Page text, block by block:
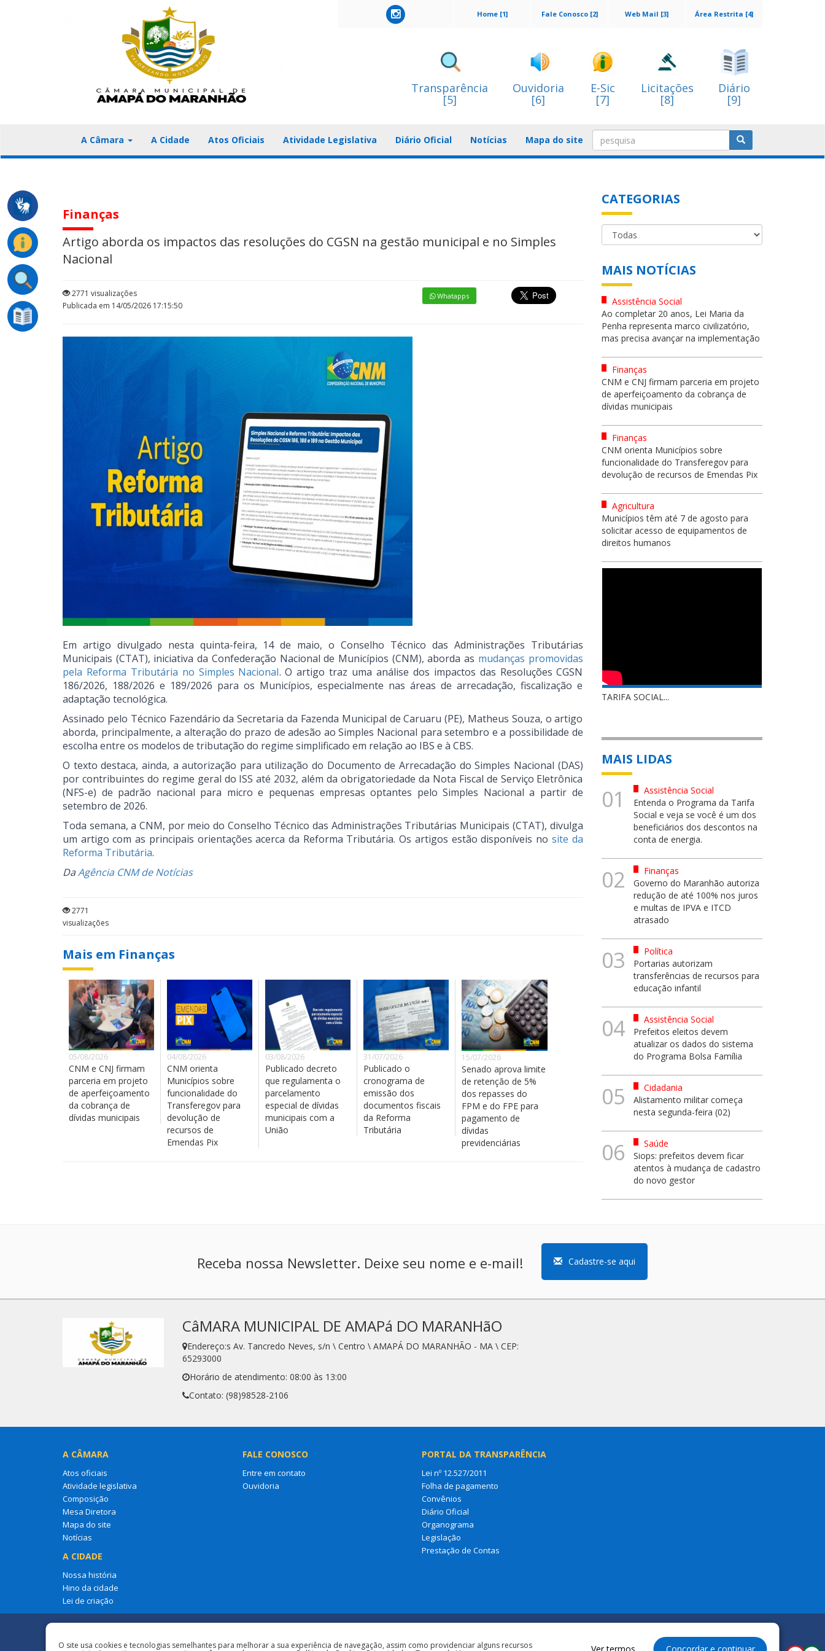
Área Restrita [4]
Web Mail [3]
Fale Conosco [2]
Home [1]
Transparência
[5]
Ouvidoria
[6]
E-Sic
[7]
Licitações
[8]
Diário
[9]
A Câmara A Cidade Atos Oficiais Atividade Legislativa Diário Oficial Notícias Mapa do site
Finanças
Artigo aborda os impactos das resoluções do CGSN na gestão municipal e no Simples
Nacional
2771 visualizações
Publicada em 14/05/2026 17:15:50
Whatapps
Em artigo divulgado nesta quinta-feira, 14 de maio, o Conselho Técnico das Administrações Tributárias
Municipais (CTAT), iniciativa da Confederação Nacional de Municípios (CNM), aborda as mudanças promovidas
pela Reforma Tributária no Simples Nacional. O artigo traz uma análise dos impactos das Resoluções CGSN
186/2026, 188/2026 e 189/2026 para os Municípios, especialmente nas áreas de arrecadação, fiscalização e
adaptação tecnológica.
Assinado pelo Técnico Fazendário da Secretaria da Fazenda Municipal de Caruaru (PE), Matheus Souza, o artigo
aborda, principalmente, a alteração do prazo de adesão ao Simples Nacional para setembro e a possibilidade de
escolha entre os modelos de tributação do regime simplificado em relação ao IBS e à CBS.
O texto destaca, ainda, a autorização para utilização do Documento de Arrecadação do Simples Nacional (DAS)
por contribuintes do regime geral do ISS até 2032, além da obrigatoriedade da Nota Fiscal de Serviço Eletrônica
(NFS-e) de padrão nacional para micro e pequenas empresas optantes pelo Simples Nacional a partir de
setembro de 2026.
Toda semana, a CNM, por meio do Conselho Técnico das Administrações Tributárias Municipais (CTAT), divulga
um artigo com as principais orientações acerca da Reforma Tributária. Os artigos estão disponíveis no site da
Reforma Tributária.
DaAgência CNM de Notícias
2771
visualizações
Mais em Finanças
05/08/2026
CNM e CNJ firmam
parceria em projeto
de aperfeiçoamento
da cobrança de
dívidas municipais
04/08/2026
CNM orienta
Municípios sobre
funcionalidade do
Transferegov para
devolução de
recursos de
Emendas Pix
03/08/2026
Publicado decreto
que regulamenta o
parcelamento
especial de dívidas
municipais com a
União
31/07/2026
Publicado o
cronograma de
emissão dos
documentos fiscais
da Reforma
Tributária
15/07/2026
Senado aprova limite
de retenção de 5%
dos repasses do
FPM e do FPE para
pagamento de
dívidas
previdenciárias
CATEGORIAS
MAIS NOTÍCIAS
Assistência Social
Ao completar 20 anos, Lei Maria da
Penha representa marco civilizatório,
mas precisa avançar na implementação
Finanças
CNM e CNJ firmam parceria em projeto
de aperfeiçoamento da cobrança de
dívidas municipais
Finanças
CNM orienta Municípios sobre
funcionalidade do Transferegov para
devolução de recursos de Emendas Pix
Agricultura
Municípios têm até 7 de agosto para
solicitar acesso de equipamentos de
direitos humanos
TARIFA SOCIAL...
MAIS LIDAS
01
Assistência Social
Entenda o Programa da Tarifa
Social e veja se você é um dos
beneficiários dos descontos na
conta de energia.
02
Finanças
Governo do Maranhão autoriza
redução de até 100% nos juros
e multas de IPVA e ITCD
atrasado
03
Política
Portarias autorizam
transferências de recursos para
educação infantil
04
Assistência Social
Prefeitos eleitos devem
atualizar os dados do sistema
do Programa Bolsa Família
05
Cidadania
Alistamento militar começa
nesta segunda-feira (02)
06
Saúde
Siops: prefeitos devem ficar
atentos à mudança de cadastro
do novo gestor
Receba nossa Newsletter. Deixe seu nome e e-mail! Cadastre-se aqui
CâMARA MUNICIPAL DE AMAPá DO MARANHãO
Endereço:s Av. Tancredo Neves, s/n \ Centro \ AMAPÁ DO MARANHÃO - MA \ CEP:
65293000
Horário de atendimento: 08:00 às 13:00
Contato: (98)98528-2106
A CÂMARA
Atos oficiais
Atividade legislativa
Composição
Mesa Diretora
Mapa do site
Notícias
A CIDADE
Nossa história
Hino da cidade
Lei de criação
FALE CONOSCO
Entre em contato
Ouvidoria
PORTAL DA TRANSPARÊNCIA
Lei nº 12.527/2011
Folha de pagamento
Convênios
Diário Oficial
Organograma
Legislação
Prestação de Contas
O site usa cookies e tecnologias semelhantes para melhorar a sua experiência de navegação, assim como providenciar alguns recursos